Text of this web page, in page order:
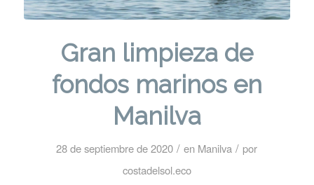
Gran limpieza de
fondos marinos en
Manilva
28 de septiembre de 2020 / en Manilva / por
costadelsol.eco